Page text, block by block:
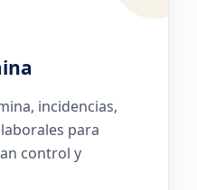
incidencias,
para
control y